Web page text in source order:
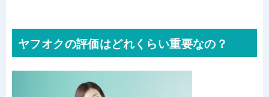
ヤフオクの評価はどれくらい重要なの？